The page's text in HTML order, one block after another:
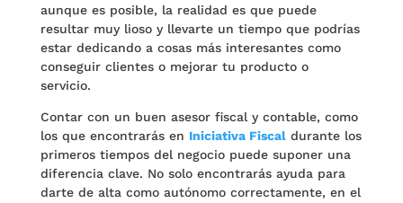
aunque es posible, la realidad es que puede
resultar muy lioso y llevarte un tiempo que podrías
estar dedicando a cosas más interesantes como
conseguir clientes o mejorar tu producto o
servicio.
Contar con un buen asesor fiscal y contable, como
los que encontrarás en Iniciativa Fiscaldurante los
primeros tiempos del negocio puede suponer una
diferencia clave. No solo encontrarás ayuda para
darte de alta como autónomo correctamente, en el